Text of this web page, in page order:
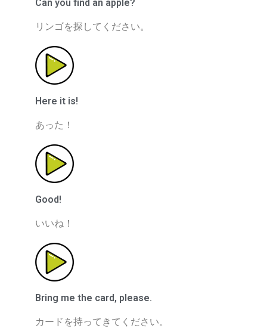
Can you find an apple?
リンゴを探してください。
Here it is!
あった！
Good!
いいね！
Bring me the card, please.
カードを持ってきてください。